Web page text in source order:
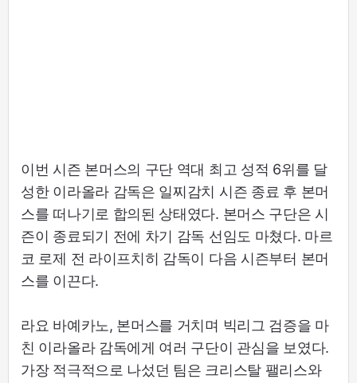
이번 시즌 본머스의 구단 역대 최고 성적 6위를 달
성한 이라올라 감독은 일찌감치 시즌 종료 후 본머
스를 떠나기로 합의된 상태였다. 본머스 구단은 시
즌이 종료되기 전에 차기 감독 선임도 마쳤다. 마르
코 로제 전 라이프치히 감독이 다음 시즌부터 본머
스를 이끈다.
라요 바예카노, 본머스를 거치며 빅리그 검증을 마
친 이라올라 감독에게 여러 구단이 관심을 보였다.
가장 적극적으로 나섰던 팀은 크리스탈 팰리스와